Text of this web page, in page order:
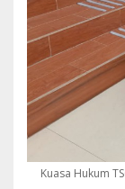
Kuasa Hukum